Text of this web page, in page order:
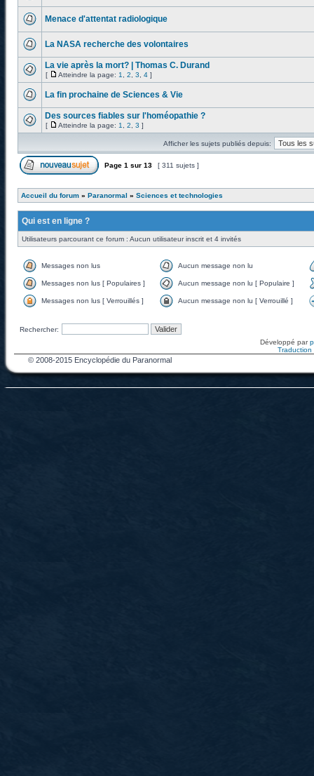
Menace d'attentat radiologique
La NASA recherche des volontaires
La vie après la mort? | Thomas C. Durand
[ Atteindre la page: 1 2 3 4 ]
La fin prochaine de Sciences & Vie
Des sources fiables sur l'homéopathie ?
[ Atteindre la page: 1 2 3 ]
Afficher les sujets publiés depuis:
Page 1 sur 13 [ 311 sujets ]
Accueil du forum » Paranormal » Sciences et technologies
Qui est en ligne ?
Utilisateurs parcourant ce forum : Aucun utilisateur inscrit et 4 invités
Messages non lus Aucun message non lu
Messages non lus [ Populaires ] Aucun message non lu [ Populaire ]
Messages non lus [ Verrouillés ] Aucun message non lu [ Verrouillé ]
Rechercher:
Développé par
Traduction
© 2008-2015 Encyclopédie du Paranormal